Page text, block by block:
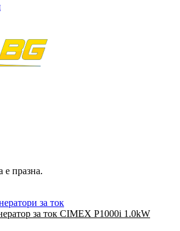
е празна.
за ток
за ток CIMEX P1000i 1.0kW